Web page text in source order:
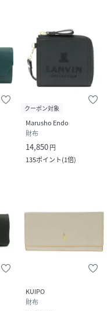
クーポン対象
Marusho Endo
財布
14,850円
135ポイント(1倍)
KUIPO
財布